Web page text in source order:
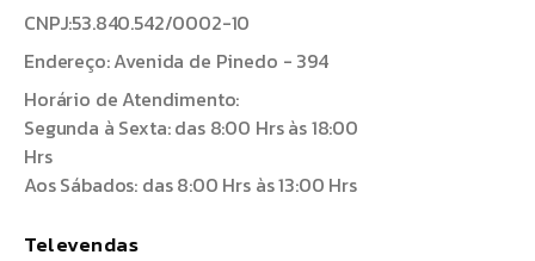
CNPJ:53.840.542/0002-10
Endereço: Avenida de Pinedo - 394
Horário de Atendimento:
Segunda à Sexta: das 8:00 Hrs às 18:00
Hrs
Aos Sábados: das 8:00 Hrs às 13:00 Hrs
Televendas